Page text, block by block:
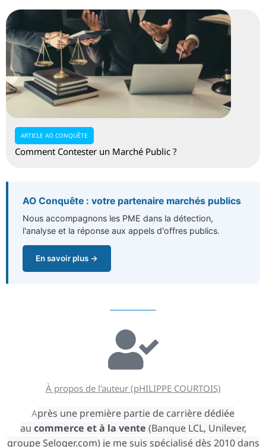
ARTICLE AO CONQUÊTE
Comment Contester un Marché Public ?
AO Conquête : votre partenaire marchés publics
Nous accompagnons les PME dans la détection,
l'analyse et la réponse aux appels d'offres publics.
En savoir plus →
À propos de l'auteur (pHILIPPE COURTOIS)
Après une première partie de carrière dédiée
au commerce et à la vente (Banque LCL, Unilever,
groupe Seloger.com) je me suis spécialisé dès 2010 dans